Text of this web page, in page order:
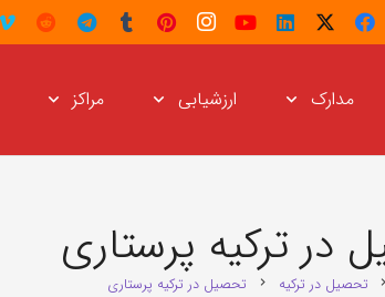
مدارک ارزشیابی مراکز
در ترکیه پرستاری
chevron_right تحصیل در ترکیه chevron_right تحصیل در ترکیه پرستاری